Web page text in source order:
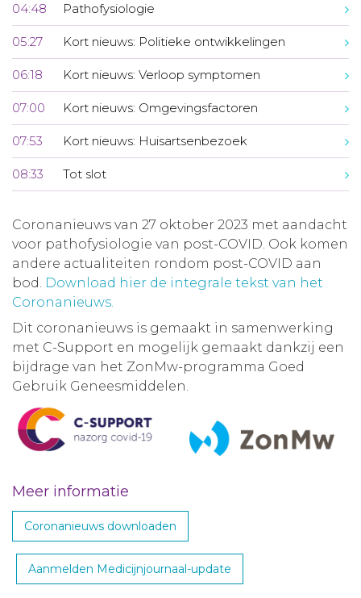
04:48 Pathofysiologie
05:27 Kort nieuws: Politieke ontwikkelingen
06:18 Kort nieuws: Verloop symptomen
07:00 Kort nieuws: Omgevingsfactoren
07:53 Kort nieuws: Huisartsenbezoek
08:33 Tot slot
Coronanieuws van 27 oktober 2023 met aandacht
voor pathofysiologie van post-COVID. Ook komen
andere actualiteiten rondom post-COVID aan
bod. Download hier de integrale tekst van het
Coronanieuws.
Dit coronanieuws is gemaakt in samenwerking
met C-Support en mogelijk gemaakt dankzij een
bijdrage van het ZonMw-programma Goed
Gebruik Geneesmiddelen.
Meer informatie
Coronanieuws downloaden
Aanmelden Medicijnjournaal-update